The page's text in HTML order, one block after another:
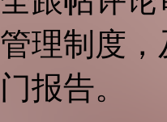
理制度
报告。